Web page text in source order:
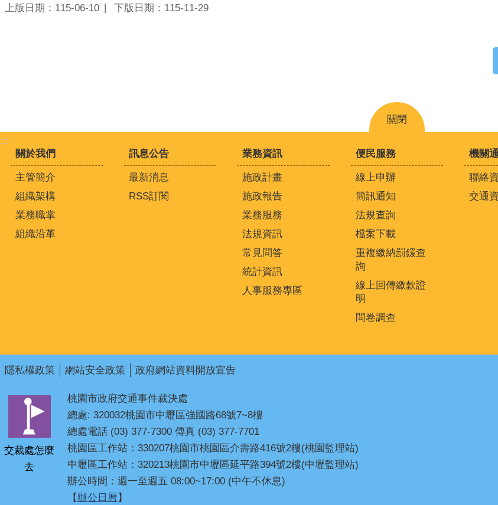
上版日期：115-06-10
下版日期：115-11-29
關閉
:::
關於我們
主管簡介
組織架構
業務職掌
組織沿革
訊息公告
最新消息
RSS訂閱
業務資訊
施政計畫
施政報告
業務服務
法規資訊
常見問答
統計資訊
人事服務專區
便民服務
線上申辦
簡訊通知
法規查詢
檔案下載
重複繳納罰鍰查
詢
線上回傳繳款證
明
問卷調查
機關
聯絡
交通
隱私權政策 網站安全政策 政府網站資料開放宣告
交裁處怎麼
去
桃園市政府交通事件裁決處
總處: 320032桃園市中壢區強國路68號7~8樓
總處電話 (03) 377-7300 傳真 (03) 377-7701
桃園區工作站：330207桃園市桃園區介壽路416號2樓(桃園監理站)
中壢區工作站：320213桃園市中壢區延平路394號2樓(中壢監理站)
辦公時間：週一至週五 08:00~17:00 (中午不休息)
【辦公日曆 】